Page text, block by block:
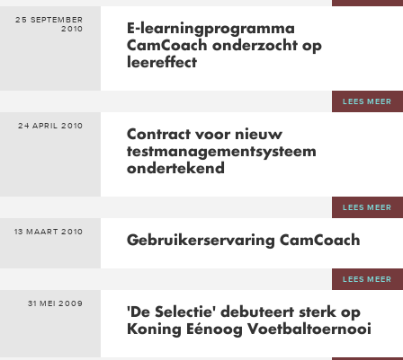
25 SEPTEMBER
2010
E-learningprogramma
CamCoach onderzocht op
leereffect
LEES MEER
24 APRIL 2010
Contract voor nieuw
testmanagementsysteem
ondertekend
LEES MEER
13 MAART 2010 Gebruikerservaring CamCoach
LEES MEER
31 MEI 2009
'De Selectie' debuteert sterk op
Koning Eénoog Voetbaltoernooi